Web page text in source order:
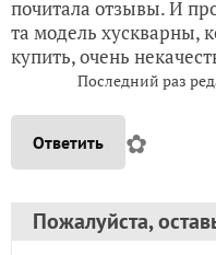
почитала отзывы. И
та модель хускварны,
купить, очень
Последний раз
Ответить ✿
Пожалуйста,